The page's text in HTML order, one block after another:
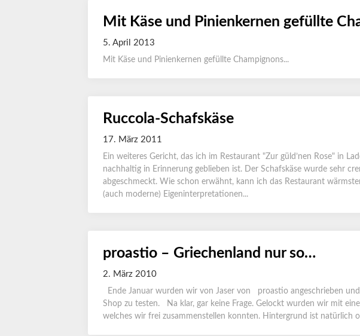
Mit Käse und Pinienkernen gefüllte
5. April 2013
Mit Käse und Pinienkernen gefüllte Champignons...
Ruccola-Schafskäse
17. März 2011
Ein weiteres Gericht, das ich im Restaurant "Zur güld’nen Rose" in
nachhaltig in Erinnerung geblieben ist. Der Schafskäse wurde sehr
abgeschmeckt. Wie schon erwähnt, kann ich das Restaurant
(auch moderne) Eigeninterpretationen...
proastio – Griechenland nur so…
2. März 2010
Ende Januar wurden wir von Jaser von proastio angeschrieben
Shop zu testen. Na klar, gar keine Frage. Gelockt wurden wir mit
welches wir frei zusammenstellen konnten. Hintergrund ist natürlich